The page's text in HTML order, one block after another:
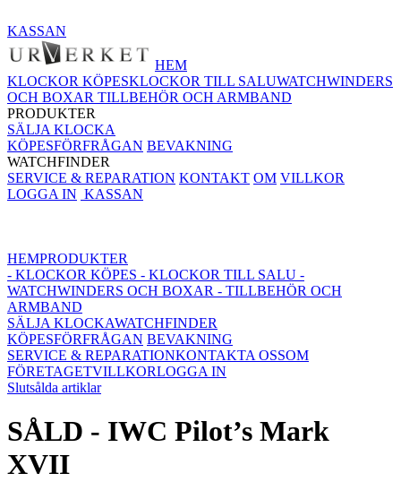
KASSAN
HEM
KLOCKOR KÖPESKLOCKOR TILL SALUWATCHWINDERS
OCH BOXAR TILLBEHÖR OCH ARMBAND
PRODUKTER
SÄLJA KLOCKA
KÖPESFÖRFRÅGAN BEVAKNING
WATCHFINDER
SERVICE & REPARATION KONTAKT OM VILLKOR
LOGGA IN KASSAN
HEMPRODUKTER
- KLOCKOR KÖPES - KLOCKOR TILL SALU -
WATCHWINDERS OCH BOXAR - TILLBEHÖR OCH
ARMBAND
SÄLJA KLOCKAWATCHFINDER
KÖPESFÖRFRÅGAN BEVAKNING
SERVICE & REPARATIONKONTAKTA OSSOM
FÖRETAGETVILLKORLOGGA IN
Slutsålda artiklar
SÅLD - IWC Pilot’s Mark
XVII